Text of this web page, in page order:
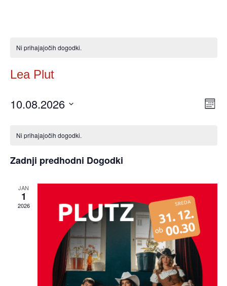
Ni prihajajočih dogodki.
Lea Plut
Mesec
10.08.2026
Koledar
Dogodki
Ni prihajajočih dogodki.
Zadnji predhodni Dogodki
JAN
1
2026